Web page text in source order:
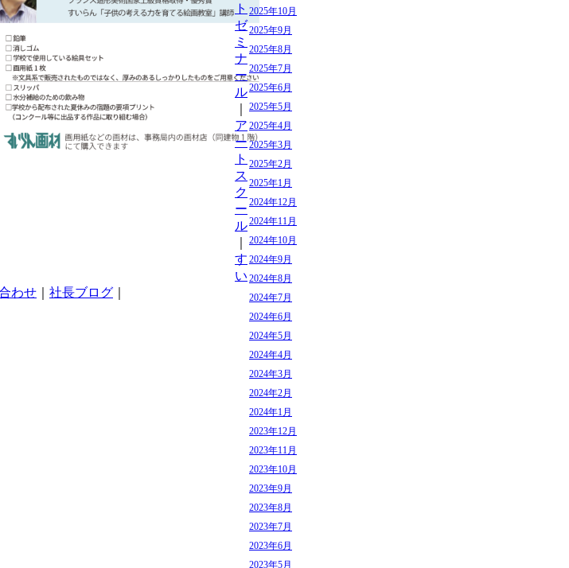
2025年10月
2025年9月
2025年8月
2025年7月
2025年6月
2025年5月
2025年4月
2025年3月
2025年2月
2025年1月
2024年12月
2024年11月
2024年10月
2024年9月
2024年8月
2024年7月
2024年6月
2024年5月
2024年4月
2024年3月
2024年2月
2024年1月
2023年12月
2023年11月
2023年10月
2023年9月
2023年8月
2023年7月
2023年6月
2023年5月
ト
ゼ
ミ
ナ
ー
ル
ア
ー
ト
ス
ク
ー
ル
す
い
わせ 社長ブログ